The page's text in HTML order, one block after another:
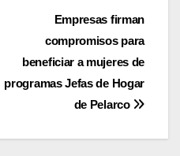
Empresas firman
compromisos para
beneficiar a mujeres de
programas Jefas de Hogar
de Pelarco